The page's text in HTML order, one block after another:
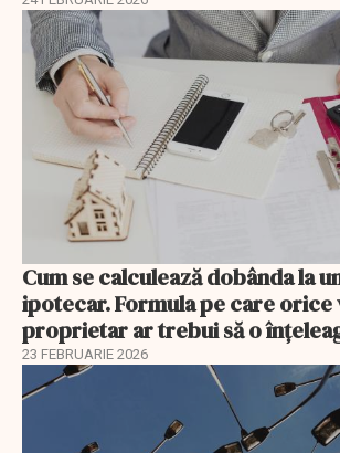
Cum se calculează dobânda la
ipotecar. Formula pe care
proprietar ar trebui să o
23 FEBRUARIE 2026